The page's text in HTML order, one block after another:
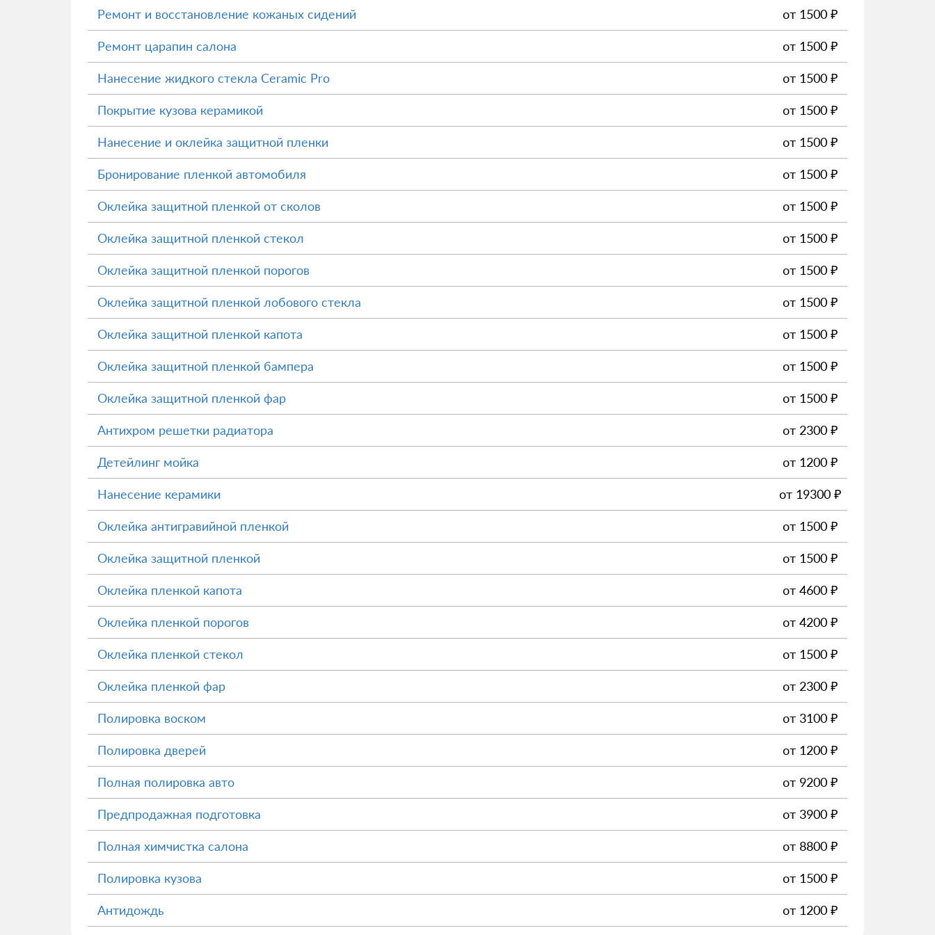
Ремонт и восстановление кожаных сидений от 1500 ₽
Ремонт царапин салона от 1500 ₽
Нанесение жидкого стекла Ceramic Pro от 1500 ₽
Покрытие кузова керамикой от 1500 ₽
Нанесение и оклейка защитной пленки от 1500 ₽
Бронирование пленкой автомобиля от 1500 ₽
Оклейка защитной пленкой от сколов от 1500 ₽
Оклейка защитной пленкой стекол от 1500 ₽
Оклейка защитной пленкой порогов от 1500 ₽
Оклейка защитной пленкой лобового стекла от 1500 ₽
Оклейка защитной пленкой капота от 1500 ₽
Оклейка защитной пленкой бампера от 1500 ₽
Оклейка защитной пленкой фар от 1500 ₽
Антихром решетки радиатора от 2300 ₽
Детейлинг мойка от 1200 ₽
Нанесение керамики от 19300 ₽
Оклейка антигравийной пленкой от 1500 ₽
Оклейка защитной пленкой от 1500 ₽
Оклейка пленкой капота от 4600 ₽
Оклейка пленкой порогов от 4200 ₽
Оклейка пленкой стекол от 1500 ₽
Оклейка пленкой фар от 2300 ₽
Полировка воском от 3100 ₽
Полировка дверей от 1200 ₽
Полная полировка авто от 9200 ₽
Предпродажная подготовка от 3900 ₽
Полная химчистка салона от 8800 ₽
Полировка кузова от 1500 ₽
Антидождь от 1200 ₽